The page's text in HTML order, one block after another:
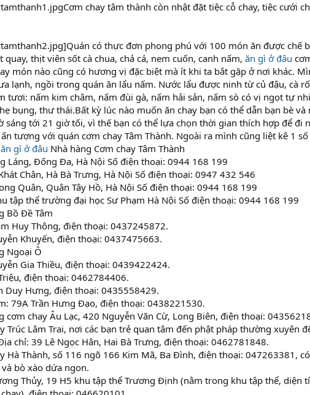
Cơm chay tâm thành còn nhật đặt tiệc cỗ chay, tiệc cưới
]Quán có thực đơn phong phú với 100 món ăn được chế
quay, thịt viên sốt cà chua, chả cá, nem cuốn, canh nấm, ăn gì ở đâu
món nào cũng có hương vị đặc biệt mà ít khi ta bắt gặp ở nơi khác.
lạnh, ngồi trong quán ăn lẩu nấm. Nước lẩu được ninh từ củ đậu, cà
tươi: nấm kim châm, nấm đùi gà, nấm hải sản, nấm sò có vị ngọt tự
bụng, thư thái.Bất kỳ lúc nào muốn ăn chay bạn có thể dẫn bạn bè
sáng tới 21 giờ tối, vì thế bạn có thể lựa chọn thời gian thích hợp để đi
tượng với quán cơm chay Tâm Thành. Ngoài ra mình cũng liệt kê 1
ăn gì ở đâu Nhà hàng Cơm chay Tâm Thành
Láng, Đống Đa, Hà Nội Số điện thoại: 0944 168 199
Chân, Hà Bà Trưng, Hà Nội Số điện thoại: 0947 432 546
Quân, Quân Tây Hồ, Hà Nội Số điện thoại: 0944 168 199
tập thể trường đại học Sư Phạm Hà Nội Số điện thoại: 0944 168 199
Bồ Đề Tâm
Huy Thông, điện thoại: 0437245872.
Khuyến, điện thoại: 0437475663.
Ngoại Ô
Gia Thiều, điện thoại: 0439422424.
điện thoại: 0462784406.
Duy Hưng, điện thoại: 0435558429.
79A Trần Hưng Đạo, điện thoại: 0438221530.
cơm chay Âu Lạc, 420 Nguyễn Văn Cừ, Long Biên, điện thoại:
Trúc Lâm Trai, nơi các bạn trẻ quan tâm đến phật pháp thường xuyên
chỉ: 39 Lê Ngọc Hân, Hai Bà Trưng, điện thoại: 0462781848.
Hà Thành, số 116 ngõ 166 Kim Mã, Ba Đình, điện thoại: 047263381,
bò xào dứa ngon.
Thủy, 19 H5 khu tập thể Trương Định (nằm trong khu tập thể, diện